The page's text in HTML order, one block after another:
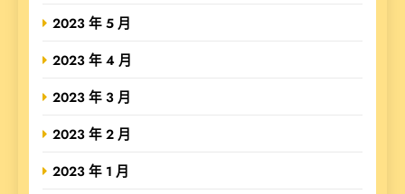
2023 年 5 月
2023 年 4 月
2023 年 3 月
2023 年 2 月
2023 年 1 月